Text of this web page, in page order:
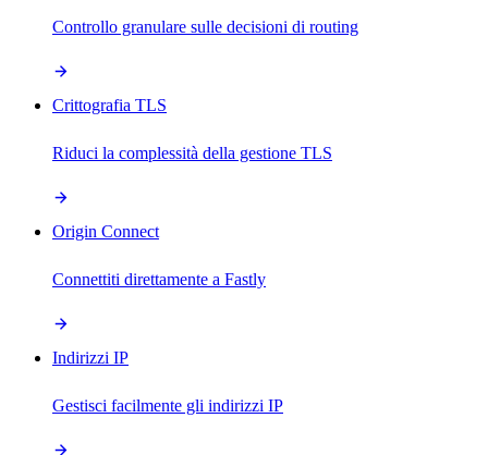
Controllo granulare sulle decisioni di routing
Crittografia TLS
Riduci la complessità della gestione TLS
Origin Connect
Connettiti direttamente a Fastly
Indirizzi IP
Gestisci facilmente gli indirizzi IP